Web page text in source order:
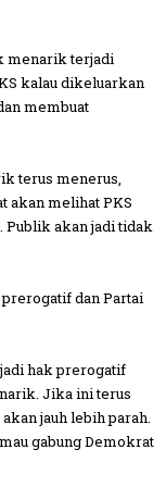
menarik terjadi
kalau dikeluarkan
membuat
terus menerus,
akan melihat PKS
Publik akan jadi tidak
prerogatif dan Partai
hak prerogatif
Jika ini terus
jauh lebih parah.
gabung Demokrat